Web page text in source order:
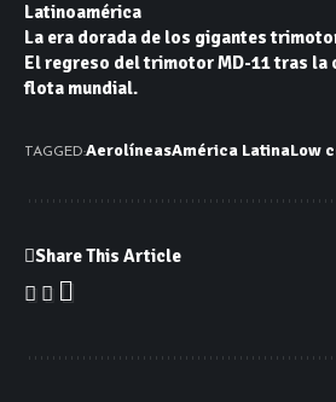
Latinoamérica
La era dorada de los gigantes
El regreso del trimotor MD-11 tras la
flota mundial.
TAGGED:AerolíneasAmérica LatinaLow
Share This Article